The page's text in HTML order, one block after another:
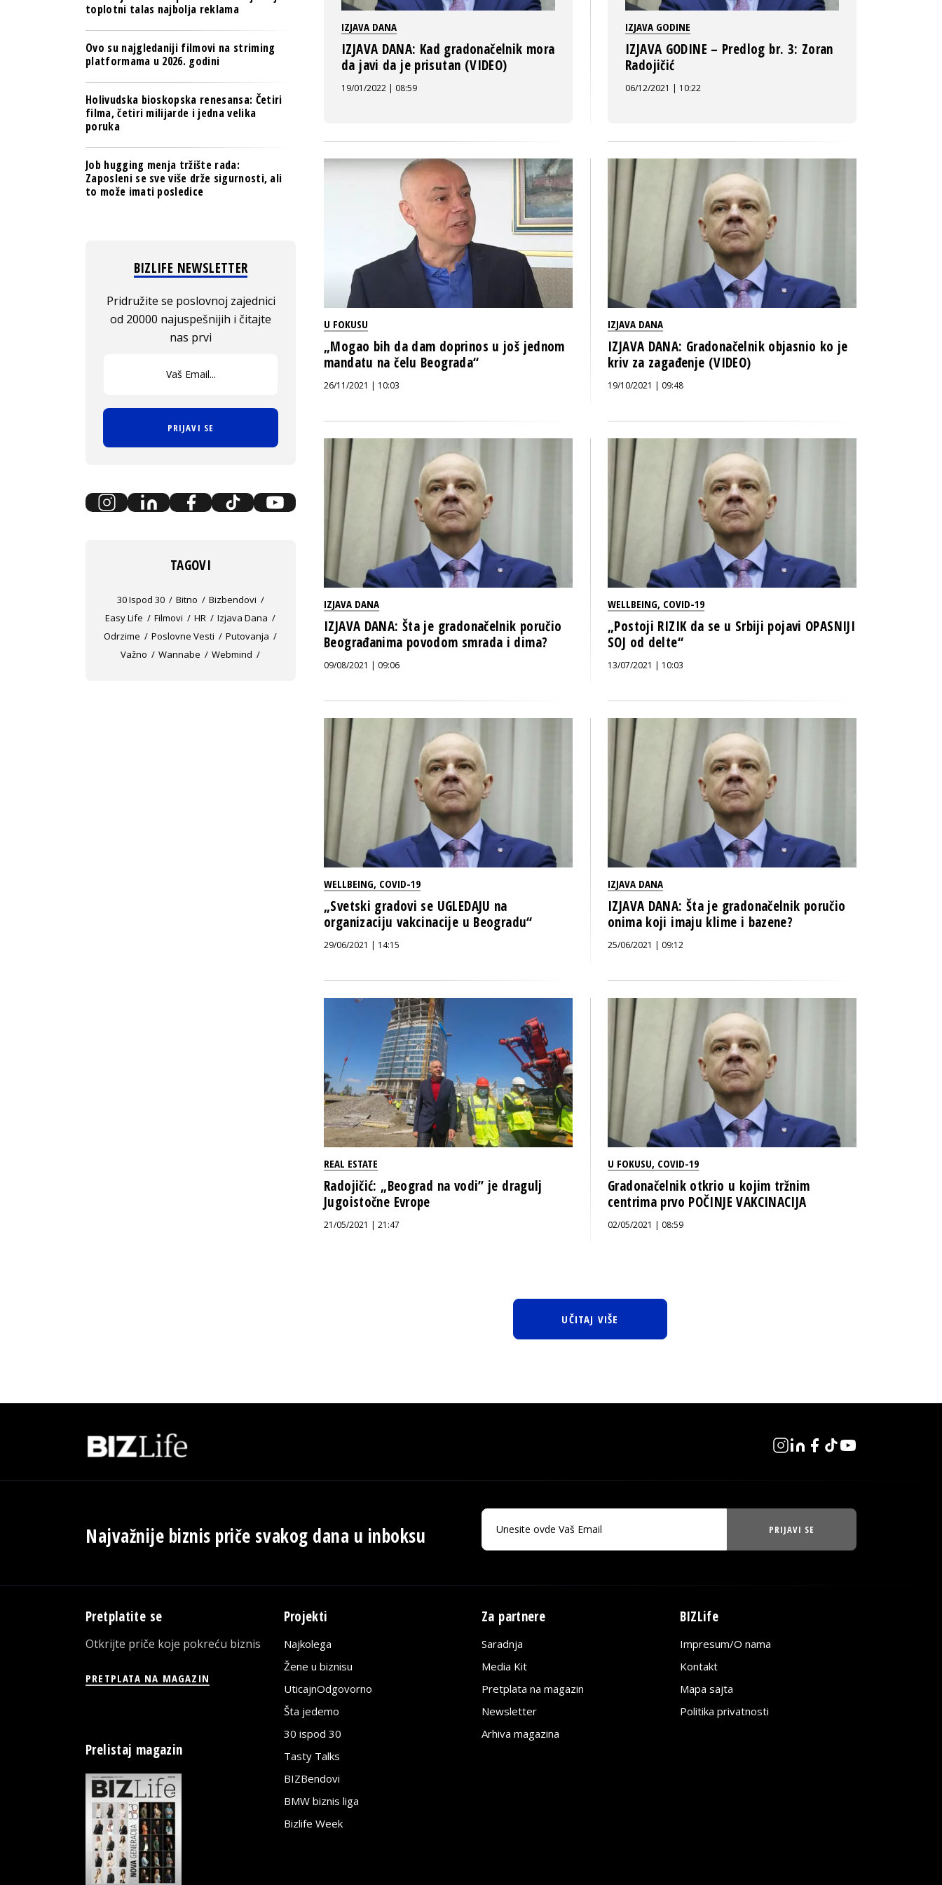
IZJAVA DANA
IZJAVA DANA: Kad gradonačelnik mora
da javi da je prisutan (VIDEO)
19/01/2022 | 08:59
IZJAVA GODINE
IZJAVA GODINE – Predlog br. 3: Zoran
Radojičić
06/12/2021 | 10:22
U FOKUSU
„Mogao bih da dam doprinos u još jednom
mandatu na čelu Beograda“
26/11/2021 | 10:03
IZJAVA DANA
IZJAVA DANA: Gradonačelnik objasnio ko je
kriv za zagađenje (VIDEO)
19/10/2021 | 09:48
IZJAVA DANA
IZJAVA DANA: Šta je gradonačelnik poručio
Beograđanima povodom smrada i dima?
09/08/2021 | 09:06
WELLBEING, COVID-19
„Postoji RIZIK da se u Srbiji pojavi OPASNIJI
SOJ od delte“
13/07/2021 | 10:03
WELLBEING, COVID-19
„Svetski gradovi se UGLEDAJU na
organizaciju vakcinacije u Beogradu“
29/06/2021 | 14:15
IZJAVA DANA
IZJAVA DANA: Šta je gradonačelnik poručio
onima koji imaju klime i bazene?
25/06/2021 | 09:12
REAL ESTATE
Radojičić: „Beograd na vodi” je dragulj
Jugoistočne Evrope
21/05/2021 | 21:47
U FOKUSU, COVID-19
Gradonačelnik otkrio u kojim tržnim
centrima prvo POČINJE VAKCINACIJA
02/05/2021 | 08:59
UČITAJ VIŠE
toplotni talas najbolja reklama
Ovo su najgledaniji filmovi na striming
platformama u 2026. godini
Holivudska bioskopska renesansa: Četiri
filma, četiri milijarde i jedna velika
poruka
Job hugging menja tržište rada:
Zaposleni se sve više drže sigurnosti, ali
to može imati posledice
BIZLIFE NEWSLETTER
Pridružite se poslovnoj zajednici
od 20000 najuspešnijih i čitajte
nas prvi
PRIJAVI SE
TAGOVI
30 Ispod 30 Bitno
Bizbendovi
Easy Life
Filmovi HR
Izjava Dana
Odrzime
Poslovne Vesti
Putovanja
Važno
Wannabe Webmind
Najvažnije biznis priče svakog dana u inboksu PRIJAVI SE
Pretplatite se
Otkrijte priče koje pokreću biznis
PRETPLATA NA MAGAZIN
Prelistaj magazin
Projekti
Najkolega
Žene u biznisu
UticajnOdgovorno
Šta jedemo
30 ispod 30
Tasty Talks
BIZBendovi
BMW biznis liga
Bizlife Week
Za partnere
Saradnja
Media Kit
Pretplata na magazin
Newsletter
Arhiva magazina
BIZLife
Impresum/O nama
Kontakt
Mapa sajta
Politika privatnosti